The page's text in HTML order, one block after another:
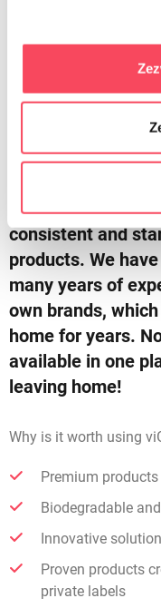
More about us
We try to meet
viGO! is a
market.
consistent and
products. We
many years of
own brands,
home for years.
available in one
leaving home!
Why is it worth using
Premium
Biodegradable
Innovative
Proven products
private labels